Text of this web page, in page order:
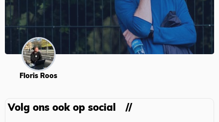
Floris Roos
Volg ons ook op social